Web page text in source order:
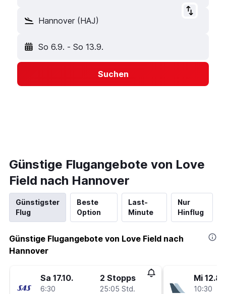
Hannover (HAJ)
So 6.9. - So 13.9.
Suchen
Günstige Flugangebote von Love
Field nach Hannover
Günstigster
Flug
Beste
Option
Last-
Minute
Nur
Hinflug
Günstige Flugangebote von Love Field nach
Hannover
Sa 17.10.
6:30
2 Stopps
25:05 Std.
Mi 12.8.
10:30